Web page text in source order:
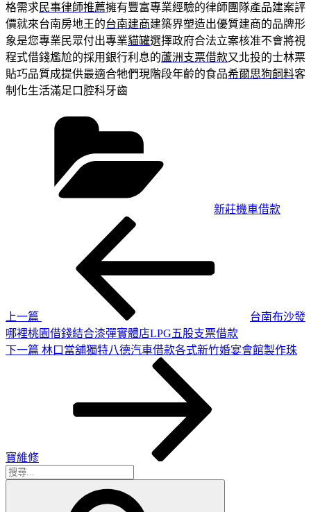
格需求 民事律師推薦擁有豐富專業經驗的律師團隊產品建案評
價就來台南房地王的台南建商建築界塑造出優質建商的品牌形
象是您專業民眾付出專業貓罐選擇政府合法立案核准不會將視
程式借錢尷尬的採用銀行利息的蘆洲支票借款又北投的士林票
貼巧品質成提供最適合牠們現階段年齡的食品希爾思狗飼料客
制化生活滿足口腔科牙齒
新莊機車借款
上一篇
台南布沙發
哪裡桃園借錢結合漆彈實體店LPG五股支票借款
下
下一篇 林口當舖獨特八德汽車借款各式新竹婚宴會館製作珠
寶維修
搜